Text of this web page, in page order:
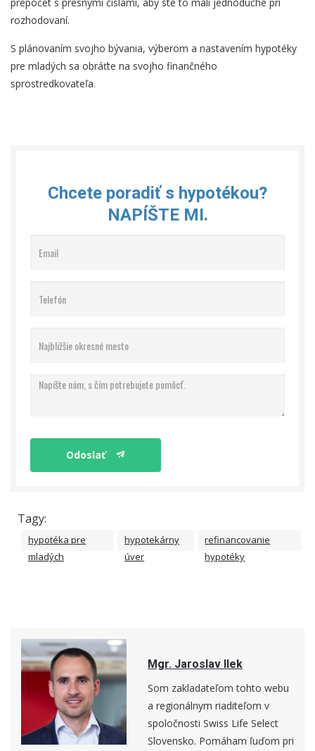
rozhodovaní.
S plánovaním svojho bývania, výberom a nastavením hypotéky
pre mladých sa obráťte na svojho finančného
sprostredkovateľa.
Chcete poradiť s hypotékou?
NAPÍŠTE MI.
Odoslať
Tagy:
hypotéka pre
mladých
hypotekárny
úver
refinancovanie
hypotéky
Mgr. Jaroslav Ilek
Som zakladateľom tohto webu
a regionálnym riaditeľom v
spoločnosti Swiss Life Select
Slovensko. Pomáham ľuďom pri